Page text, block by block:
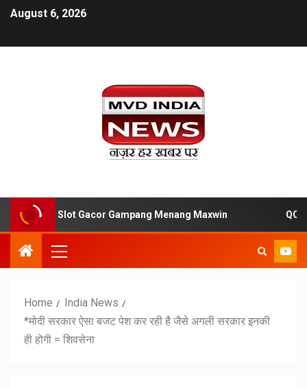
August 6, 2026
Situs Slot Gacor Gampang Menang Maxwin QQ88
Home
India News
*मोदी सरकार ऐसा बजट पेश कर रही है जैसे अगली सरकार इनकी
ही होगी = शिवसेना